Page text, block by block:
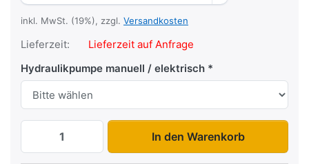
inkl. MwSt. (19%), zzgl. Versandkosten
Lieferzeit:
Lieferzeit auf Anfrage
Hydraulikpumpe manuell / elektrisch
HKC 2726/170 Ti Dreiseitenkipper zu
In den Warenkorb